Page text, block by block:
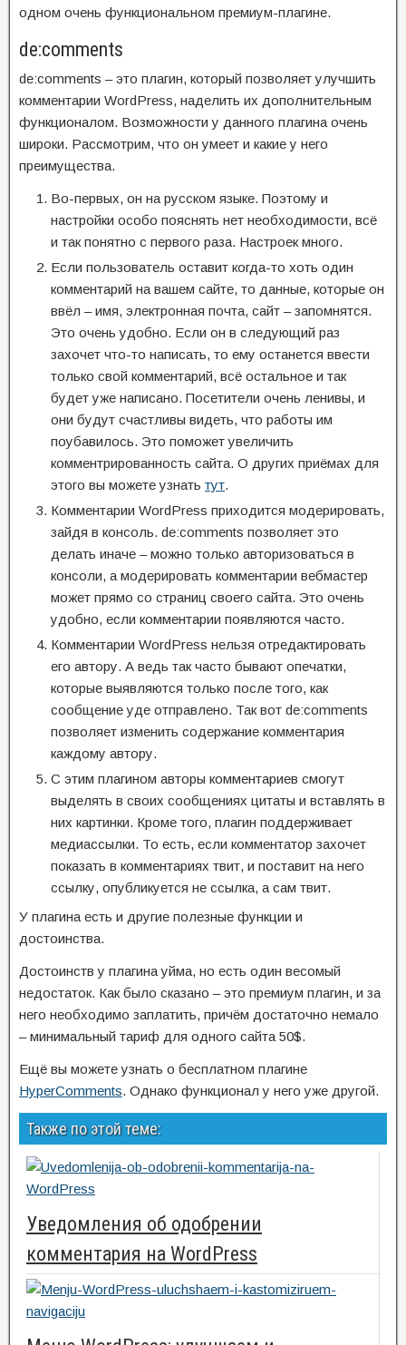
одном очень функциональном премиум-плагине.
de:comments
de:comments – это плагин, который позволяет улучшить
комментарии WordPress, наделить их дополнительным
функционалом. Возможности у данного плагина очень
широки. Рассмотрим, что он умеет и какие у него
преимущества.
Во-первых, он на русском языке. Поэтому и
настройки особо пояснять нет необходимости, всё
и так понятно с первого раза. Настроек много.
Если пользователь оставит когда-то хоть один
комментарий на вашем сайте, то данные, которые он
ввёл – имя, электронная почта, сайт – запомнятся.
Это очень удобно. Если он в следующий раз
захочет что-то написать, то ему останется ввести
только свой комментарий, всё остальное и так
будет уже написано. Посетители очень ленивы, и
они будут счастливы видеть, что работы им
поубавилось. Это поможет увеличить
комментрированность сайта. О других приёмах для
этого вы можете узнать тут.
Комментарии WordPress приходится модерировать,
зайдя в консоль. de:comments позволяет это
делать иначе – можно только авторизоваться в
консоли, а модерировать комментарии вебмастер
может прямо со страниц своего сайта. Это очень
удобно, если комментарии появляются часто.
Комментарии WordPress нельзя отредактировать
его автору. А ведь так часто бывают опечатки,
которые выявляются только после того, как
сообщение уде отправлено. Так вот de:comments
позволяет изменить содержание комментария
каждому автору.
С этим плагином авторы комментариев смогут
выделять в своих сообщениях цитаты и вставлять в
них картинки. Кроме того, плагин поддерживает
медиассылки. То есть, если комментатор захочет
показать в комментариях твит, и поставит на него
ссылку, опубликуется не ссылка, а сам твит.
У плагина есть и другие полезные функции и
достоинства.
Достоинств у плагина уйма, но есть один весомый
недостаток. Как было сказано – это премиум плагин, и за
него необходимо заплатить, причём достаточно немало
– минимальный тариф для одного сайта 50$.
Ещё вы можете узнать о бесплатном плагине
HyperComments. Однако функционал у него уже другой.
Также по этой теме:
Уведомления об одобрении
комментария на WordPress